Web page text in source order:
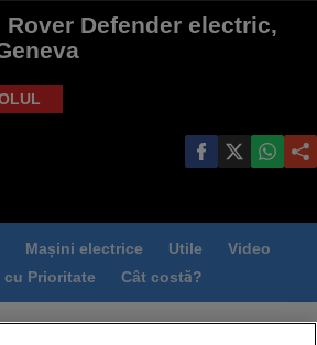
Defender electric,
Mașini electrice Utile
Video
cu Prioritate
Cât costă?
Politica de confidentialitate